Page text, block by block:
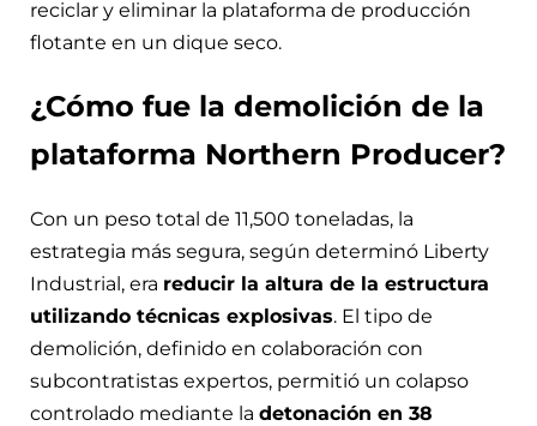
reciclar y eliminar la plataforma de producción
flotante en un dique seco.
¿Cómo fue la demolición de la
plataforma Northern Producer?
Con un peso total de 11,500 toneladas, la
estrategia más segura, según determinó Liberty
Industrial, era reducir la altura de la estructura
utilizando técnicas explosivas. El tipo de
demolición, definido en colaboración con
subcontratistas expertos, permitió un colapso
controlado mediante la detonación en 38